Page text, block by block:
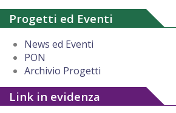
Progetti ed Eventi
News ed Eventi
PON
Archivio Progetti
Link in evidenza